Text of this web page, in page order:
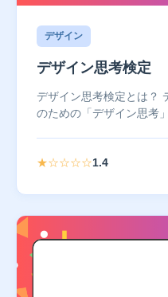
デザイン
デザイン思考検定
デザイン思考検定とは？
のための「デザイン思考
★☆☆☆☆1.4